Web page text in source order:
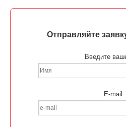
Отправляйте
Введите
E-mail